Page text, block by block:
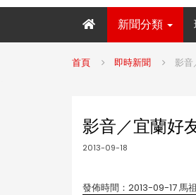
新聞分類
首頁 即時新聞 影音
影音／宜蘭好
2013-09-18
發佈時間：2013-09-17 馬